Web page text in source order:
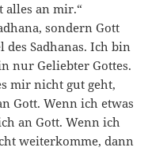
alles an mir.“
sondern Gott
des Sadhanas. Ich bin
nur Geliebter Gottes.
mir nicht gut geht,
Gott. Wenn ich etwas
an Gott. Wenn ich
weiterkomme, dann